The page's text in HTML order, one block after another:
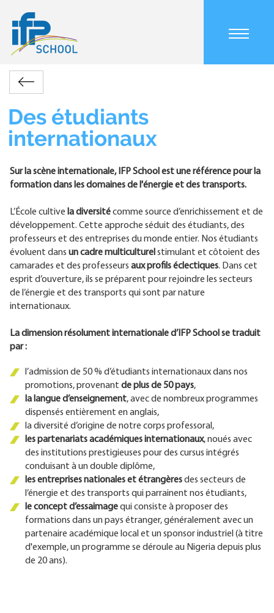
Main
navigation
mobile
Fil
d'Ariane
Retour
Des étudiants
internationaux
Sur la scène internationale, IFP School est une référence pour la
formation dans les domaines de l'énergie et des transports.
L’École cultive la diversitécomme source d’enrichissement et de
développement. Cette approche séduit des étudiants, des
professeurs et des entreprises du monde entier. Nos étudiants
évoluent dans un cadre multiculturel stimulant et côtoient des
camarades et des professeurs aux profils éclectiques. Dans cet
esprit d’ouverture, ils se préparent pour rejoindre les secteurs
de l’énergie et des transports qui sont par nature
internationaux.
La dimension résolument internationale d’IFP School se traduit
par :
l’admission de 50 % d’étudiants internationaux dans nos
promotions, provenant de plus de 50 pays,
la langue d’enseignement, avec de nombreux programmes
dispensés entièrement en anglais,
la diversité d’origine de notre corps professoral,
les partenariats académiques internationaux, noués avec
des institutions prestigieuses pour des cursus intégrés
conduisant à un double diplôme,
les entreprises nationales et étrangèresdes secteurs de
l’énergie et des transports qui parrainent nos étudiants,
le concept d’essaimagequi consiste à proposer des
formations dans un pays étranger, généralement avec un
partenaire académique local et un sponsor industriel (à titre
d'exemple, un programme se déroule au Nigeria depuis plus
de 20 ans).